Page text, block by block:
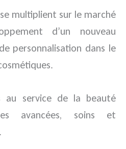
multiplient sur le marché
d’un nouveau
personnalisation dans le
au service de la beauté
avancées, soins et